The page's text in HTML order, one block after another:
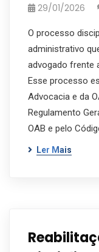
29/01/2026
O processo
administrativo
advogado frente
Esse processo
Advocacia e da
Regulamento
OAB e pelo
Ler Mais